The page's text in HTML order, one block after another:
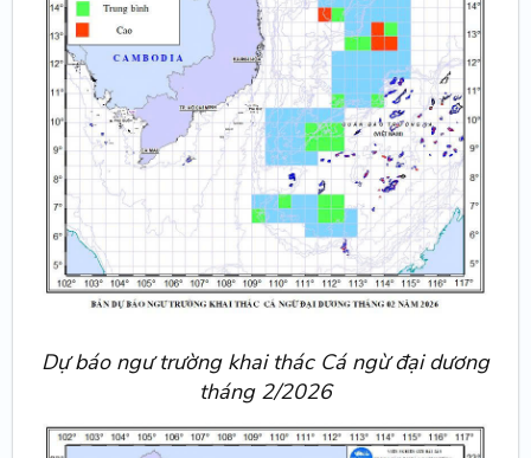
Dự báo ngư trường khai thác Cá ngừ đại dương
tháng 2/2026